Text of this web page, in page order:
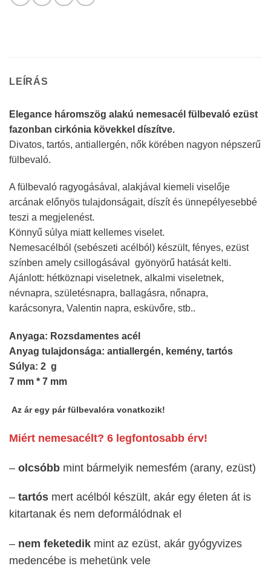
LEÍRÁS
Elegance háromszög alakú nemesacél fülbevaló ezüst
fazonban cirkónia kövekkel díszítve.
Divatos, tartós, antiallergén, nők körében nagyon népszerű
fülbevaló.
A fülbevaló ragyogásával, alakjával kiemeli viselője
arcának előnyös tulajdonságait, díszít és ünnepélyesebbé
teszi a megjelenést.
Könnyű súlya miatt kellemes viselet.
Nemesacélból (sebészeti acélból) készült, fényes, ezüst
színben amely csillogásával gyönyörű hatását kelti.
Ajánlott: hétköznapi viseletnek, alkalmi viseletnek,
névnapra, születésnapra, ballagásra, nőnapra,
karácsonyra, Valentin napra, esküvőre, stb..
Anyaga: Rozsdamentes acél
Anyag tulajdonsága: antiallergén, kemény, tartós
Súlya: 2 g
7 mm * 7 mm
Az ár egy pár fülbevalóra vonatkozik!
Miért nemesacélt? 6 legfontosabb érv!
– olcsóbb mint bármelyik nemesfém (arany, ezüst)
– tartós mert acélból készült, akár egy életen át is
kitartanak és nem deformálódnak el
– nem feketedik mint az ezüst, akár gyógyvizes
medencébe is mehetünk vele